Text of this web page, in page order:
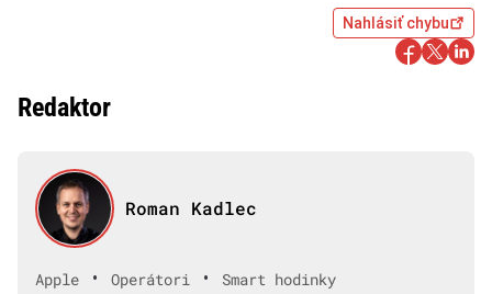
Nahlásiť chybu
Redaktor
Roman Kadlec
Apple • Operátori •
Smart hodinky